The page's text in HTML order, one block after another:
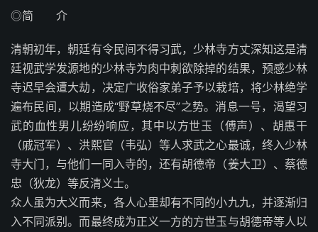
◎简 介
清朝初年，朝廷有令民间不得习武，少林寺方丈深知这是清
廷视武学发源地的少林寺为肉中刺欲除掉的结果，预感少林
寺迟早会遭大劫，决定广收俗家弟子予以栽培，将少林绝学
遍布民间，以期造成“野草烧不尽”之势。消息一号，渴望习
武的血性男儿纷纷响应，其中以方世玉（傅声）、胡惠干
（戚冠军）、洪熙官（韦弘）等人求武之心最诚，终入少林
寺大门，与他们一同入寺的，还有胡德帝（姜大卫）、蔡德
忠（狄龙）等反清义士。
众人虽为大义而来，各人心里却有不同的小九九，并逐渐归
入不同派别。而最终成为正义一方的方世玉与胡德帝等人以